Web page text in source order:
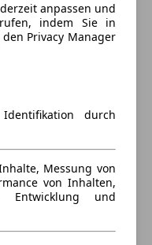
anpassen und
indem Sie in
Privacy Manager
durch
Messung von
von Inhalten,
Entwicklung und